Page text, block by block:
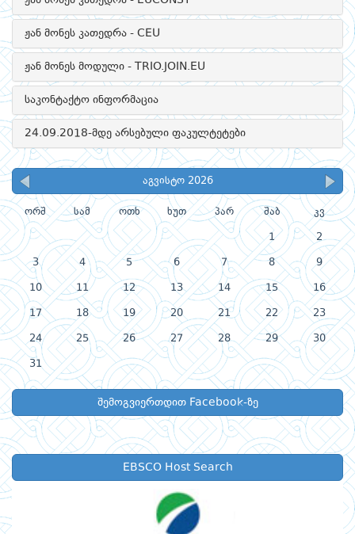
ჟან მონეს კათედრა - CEU
ჟან მონეს მოდული - TRIO.JOIN.EU
საკონტაქტო ინფორმაცია
24.09.2018-მდე არსებული ფაკულტეტები
აგვისტო 2026
ორშ სამ ოთხ ხუთ პარ შაბ კვ
1 2
3 4 5 6 7 8 9
10 11 12 13 14 15 16
17 18 19 20 21 22 23
24 25 26 27 28 29 30
31
შემოგვიერთდით Facebook-ზე
EBSCO Host Search